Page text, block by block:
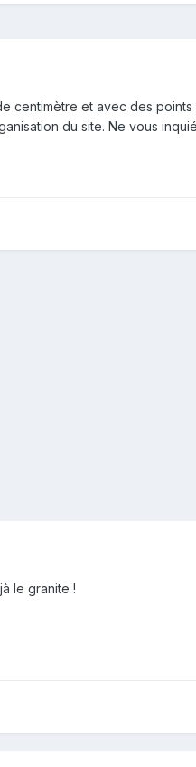
et avec des points
du site. Ne vous
le granite !